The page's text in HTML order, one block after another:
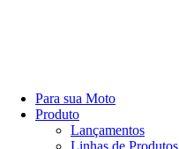
Para sua Moto
Produto
Lançamentos
Linhas de Produtos